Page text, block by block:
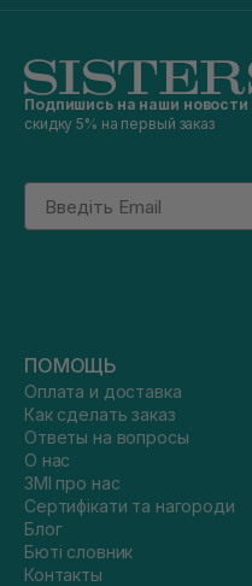
Подпишись на наши новости
скидку 5% на первый заказ
Email
ПОМОЩЬ
Оплата и доставка
Как сделать заказ
Ответы на вопросы
О нас
ЗМІ про нас
Сертифікати та нагороди
Блог
Бюті словник
Контакты